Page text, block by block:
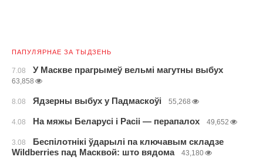
ПАПУЛЯРНАЕ ЗА ТЫДЗЕНЬ
7.08 У Маскве прагрымеў вельмі магутны выбух
63,858
8.08 Ядзерны выбух у Падмаскоўі 55,268
4.08 На мяжы Беларусі і Расіі — перапалох 49,652
3.08
Беспілотнікі ўдарылі па ключавым складзе
Wildberries пад Масквой: што вядома
43,180